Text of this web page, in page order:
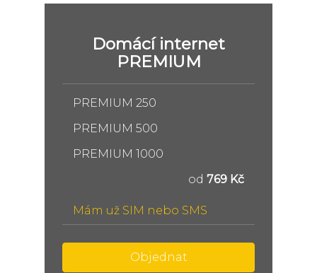
Domácí internet
PREMIUM
PREMIUM 250
PREMIUM 500
PREMIUM 1000
od 769 Kč
Mám už SIM nebo SMS
Objednat